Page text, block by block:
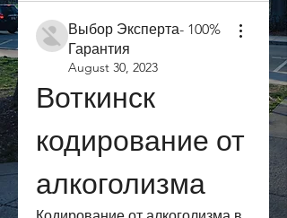
Выбор Эксперта- 100%
Гарантия
August 30, 2023
Воткинск
кодирование от
алкоголизма